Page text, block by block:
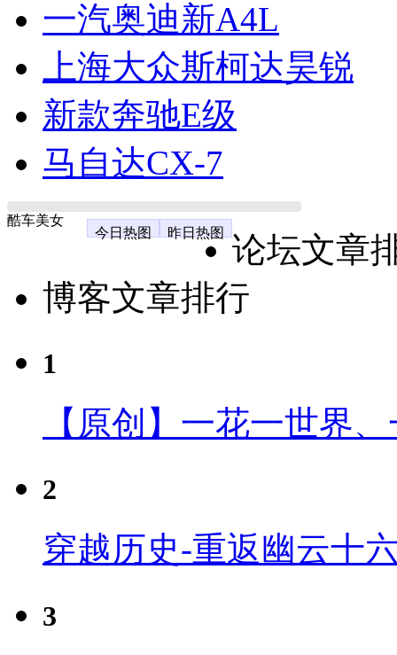
一汽奥迪新A4L
上海大众斯柯达昊锐
新款奔驰E级
马自达CX-7
酷车美女
今日热图
昨日热图
论坛文章
博客文章排行
1
【原创】一花一世界
2
穿越历史-重返幽云十
3